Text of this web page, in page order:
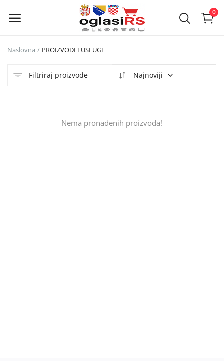
0
oglas
Naslovna PROIZVODI I USLUGE
Filtriraj proizvode Najnoviji
Nema pronađenih proizvoda!